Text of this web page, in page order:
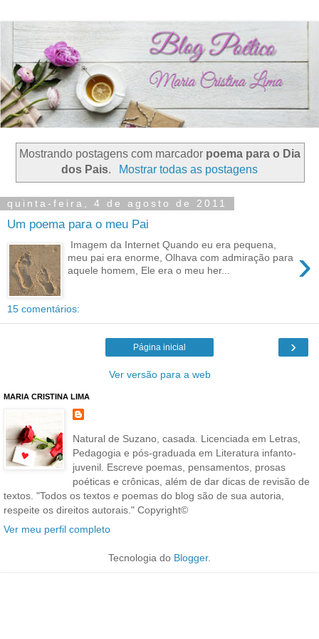
Mostrando postagens com marcador poema para o Dia
dos Pais. Mostrar todas as postagens
quinta-feira, 4 de agosto de 2011
Um poema para o meu Pai
›
Imagem da Internet Quando eu era pequena,
meu pai era enorme, Olhava com admiração para
aquele homem, Ele era o meu her...
15 comentários:
›
Página inicial
Ver versão para a web
MARIA CRISTINA LIMA
Natural de Suzano, casada. Licenciada em Letras,
Pedagogia e pós-graduada em Literatura infanto-
juvenil. Escreve poemas, pensamentos, prosas
poéticas e crônicas, além de dar dicas de revisão de
textos. "Todos os textos e poemas do blog são de sua autoria,
respeite os direitos autorais." Copyright©
Ver meu perfil completo
Tecnologia do Blogger.